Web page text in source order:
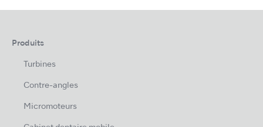
Produits
Turbines
Contre-angles
Micromoteurs